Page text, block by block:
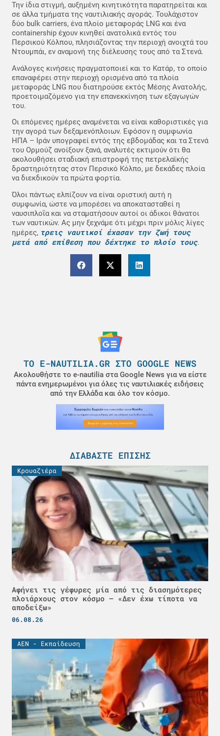
Την ίδια στιγμή, αυξημένη κινητικότητα παρατηρείται και
σε άλλα τμήματα της ναυτιλιακής αγοράς. Τουλάχιστον
δύο bulk carriers, ένα πλοίο μεταφοράς LNG και ένα
containership έχουν κινηθεί ανατολικά εντός του
Περσικού Κόλπου, πλησιάζοντας την περιοχή ανοιχτά του
Ντουμπάι, εν αναμονή της διέλευσης τους από τα Στενά.
Ανάλογες κινήσεις πραγματοποιεί και το Κατάρ, το οποίο
επαναφέρει στην περιοχή ορισμένα από τα πλοία
μεταφοράς LNG που διατηρούσε εκτός Μέσης Ανατολής,
προετοιμαζόμενο για την επανεκκίνηση των εξαγωγών
του.
Οι επόμενες ημέρες αναμένεται να είναι καθοριστικές για
την αγορά των δεξαμενόπλοιων. Εφόσον η συμφωνία
ΗΠΑ – Ιράν υπογραφεί εντός της εβδομάδας και τα Στενά
του Ορμούζ ανοίξουν ξανά, αναλυτές εκτιμούν ότι θα
ακολουθήσει σταδιακή επιστροφή της πετρελαϊκής
δραστηριότητας στον Περσικό Κόλπο, με δεκάδες πλοία
να διεκδικούν τα πρώτα φορτία.
Όλοι πάντως ελπίζουν να είναι οριστική αυτή η
συμφωνία, ώστε να μπορέσει να αποκατασταθεί η
ναυσιπλοΐα και να σταματήσουν αυτοί οι άδικοι θάνατοι
των ναυτικών. Ας μην ξεχνάμε ότι μέχρι πριν μόλις λίγες
ημέρες, τρεις ναυτικοί έχασαν την ζωή τους
μετά από επίθεση που δέχτηκε το πλοίο τους.
ΤΟ E-NAUTILIA.GR ΣΤΟ GOOGLE NEWS
Ακολουθήστε το e-nautilia στα Google News για να είστε
πάντα ενημερωμένοι για όλες τις ναυτιλιακές ειδήσεις
από την Ελλάδα και όλο τον κόσμο.
ΔΙΑΒΆΣΤΕ ΕΠΊΣΗΣ
Κρουαζιέρα
Αφήνει τις γέφυρες μία από τις διασημότερες
πλοιάρχους στον κόσμο – «Δεν έχω τίποτα να
αποδείξω»
06.08.26
ΑΕΝ - Εκπαίδευση